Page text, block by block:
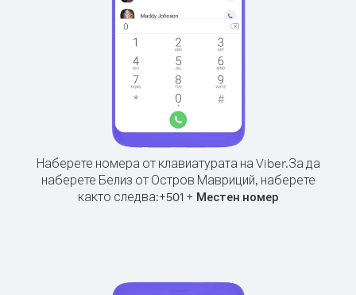
Наберете номера от клавиатурата на Viber.За да
наберете Белиз от Остров Мавриций, наберете
както следва:+501+ Местен номер